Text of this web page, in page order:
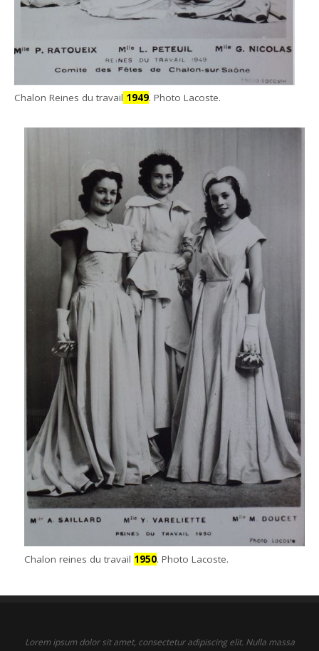
Chalon Reines du travail 1949. Photo Lacoste.
Chalon reines du travail 1950. Photo Lacoste.
Lorem ipsum dolor sit amet, consectetur adipiscing elit. Nulla massa